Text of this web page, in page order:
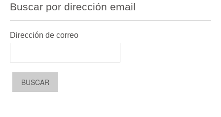
Buscar por dirección email
Dirección de correo